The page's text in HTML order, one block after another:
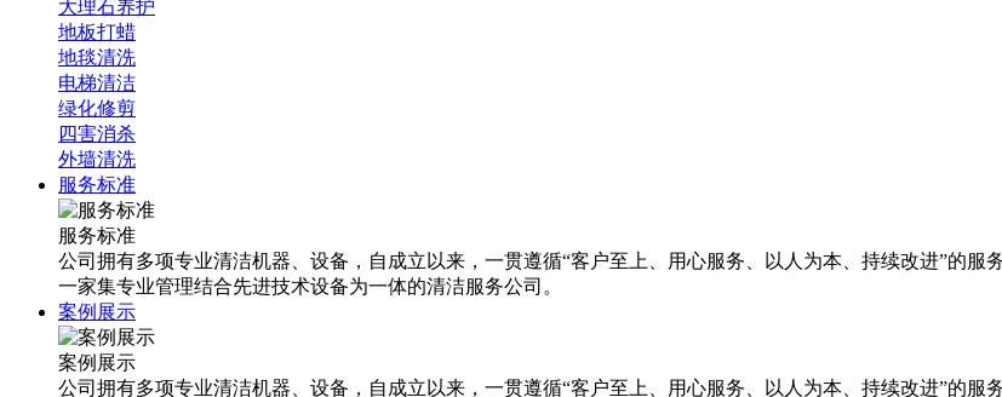
大理石养护
地板打蜡
地毯清洗
电梯清洁
绿化修剪
四害消杀
外墙清洗
服务标准
服务标准
公司拥有多项专业清洁机器、设备，自成立以来，一贯遵循“客户至上、用心服务、以人为本、持续改进”的
一家集专业管理结合先进技术设备为一体的清洁服务公司。
案例展示
案例展示
公司拥有多项专业清洁机器、设备，自成立以来，一贯遵循“客户至上、用心服务、以人为本、持续改进”的